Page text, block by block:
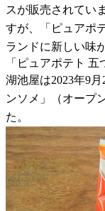
スが販売されてい
すが、「ピュアポ
ランドに新しい味
「ピュアポテト 五
湖池屋は2023年9
ンソメ」（オープ
た。